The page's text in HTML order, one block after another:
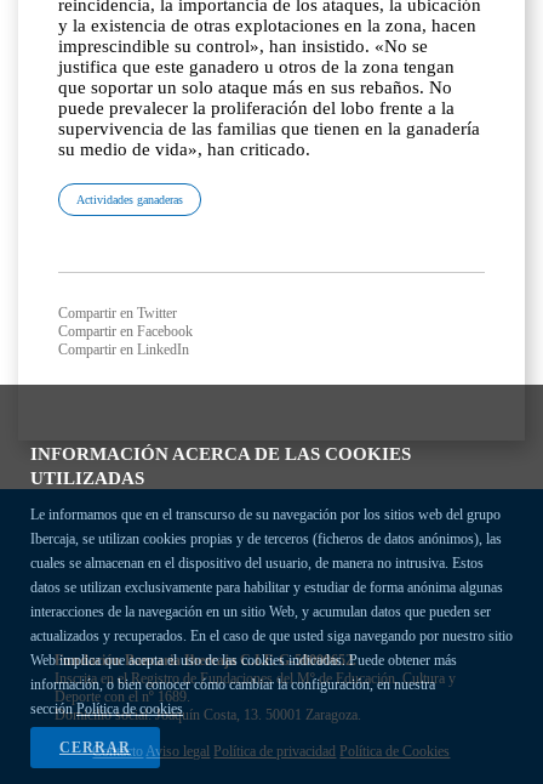
INFORMACIÓN ACERCA DE LAS COOKIES
UTILIZADAS
Le informamos que en el transcurso de su navegación por los sitios web del grupo
Ibercaja, se utilizan cookies propias y de terceros (ficheros de datos anónimos), las
cuales se almacenan en el dispositivo del usuario, de manera no intrusiva. Estos
datos se utilizan exclusivamente para habilitar y estudiar de forma anónima algunas
interacciones de la navegación en un sitio Web, y acumulan datos que pueden ser
actualizados y recuperados. En el caso de que usted siga navegando por nuestro sitio
Web implica que acepta el uso de las cookies indicadas. Puede obtener más
información, o bien conocer cómo cambiar la configuración, en nuestra
secciónPolítica de cookies
CERRAR
reincidencia, la importancia de los ataques, la ubicación
y la existencia de otras explotaciones en la zona, hacen
imprescindible su control», han insistido. «No se
justifica que este ganadero u otros de la zona tengan
que soportar un solo ataque más en sus rebaños. No
puede prevalecer la proliferación del lobo frente a la
supervivencia de las familias que tienen en la ganadería
su medio de vida», han criticado.
Actividades ganaderas
Compartir en Twitter
Compartir en Facebook
Compartir en LinkedIn
Fundación Bancaria Ibercaja C.I.F. G-50000652.
Inscrita en el Registro de Fundaciones del Mº de Educación, Cultura y
Deporte con el nº 1689.
Domicilio social: Joaquín Costa, 13. 50001 Zaragoza.
ContactoAviso legal Política de privacidad Política de Cookies